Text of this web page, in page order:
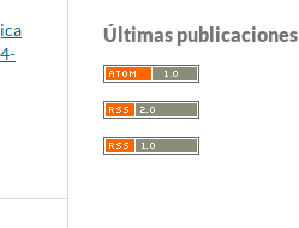
Últimas publicaciones